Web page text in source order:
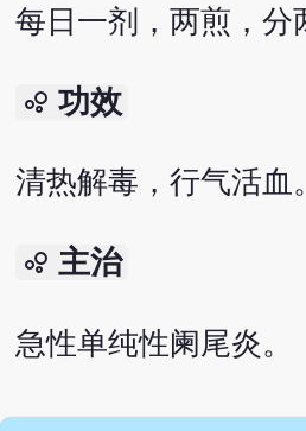
每日一剂，两煎，分
bubble_chart 功效
清热解毒，行气活血。
bubble_chart 主治
急性单纯性阑尾炎。